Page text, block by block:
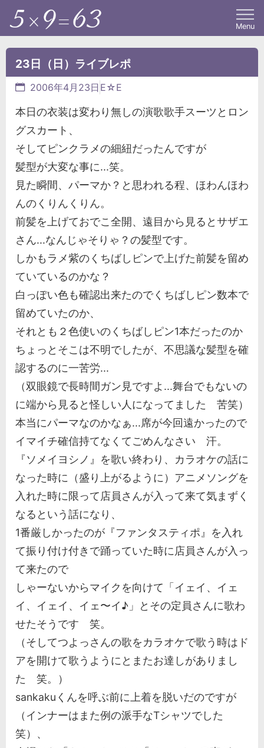
Menu
23日（日）ライブレポ
2006年4月23日 E☆E
本日の衣装は変わり無しの演歌歌手スーツとロン
グスカート、
そしてピンクラメの細紐だったんですが
髪型が大変な事に...笑。
見た瞬間、パーマか？と思われる程、ほわんほわ
んのくりんくりん。
前髪を上げておでこ全開、遠目から見るとサザエ
さん...なんじゃそりゃ？の髪型です。
しかもラメ紫のくちばしピンで上げた前髪を留め
ていているのかな？
白っぽい色も確認出来たのでくちばしピン数本で
留めていたのか、
それとも２色使いのくちばしピン1本だったのか
ちょっとそこは不明でしたが、不思議な髪型を確
認するのに一苦労...
（双眼鏡で長時間ガン見ですよ...舞台でもないの
に端から見ると怪しい人になってました 苦笑）
本当にパーマなのかなぁ...席が今回遠かったので
イマイチ確信持てなくてごめんなさい 汗。
『ソメイヨシノ』を歌い終わり、カラオケの話に
なった時に（盛り上がるように）アニメソングを
入れた時に限って店員さんが入って来て気まずく
なるという話になり、
1番厳しかったのが『ファンタスティポ』を入れ
て振り付け付きで踊っていた時に店員さんが入っ
て来たので
しゃーないからマイクを向けて「イェイ、イェ
イ、イェイ、イェ〜イ♪」とその定員さんに歌わ
せたそうです 笑。
（そしてつよっさんの歌をカラオケで歌う時はド
アを開けて歌うようにとまたお達しがありまし
た 笑。）
sankakuくんを呼ぶ前に上着を脱いだのですが
（インナーはまた例の派手なTシャツでした
笑）、